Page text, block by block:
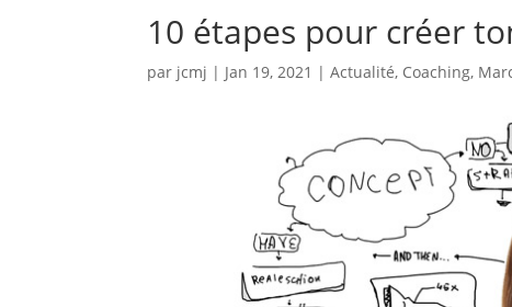
10 étapes pour créer
par jcmj | Jan 19, 2021 |Actualité, Coaching,